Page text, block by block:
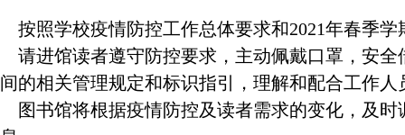
按照学校疫情防控工作总体要求和2021年春季
请进馆读者遵守防控要求，主动佩戴口罩，安
间的相关管理规定和标识指引，理解和配合工作人
图书馆将根据疫情防控及读者需求的变化，及